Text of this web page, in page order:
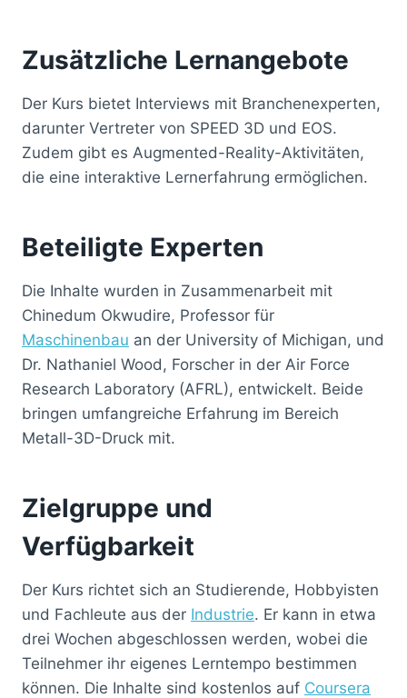
Zusätzliche Lernangebote
Der Kurs bietet Interviews mit Branchenexperten,
darunter Vertreter von SPEED 3D und EOS.
Zudem gibt es Augmented-Reality-Aktivitäten,
die eine interaktive Lernerfahrung ermöglichen.
Beteiligte Experten
Die Inhalte wurden in Zusammenarbeit mit
Chinedum Okwudire, Professor für
Maschinenbau an der University of Michigan, und
Dr. Nathaniel Wood, Forscher in der Air Force
Research Laboratory (AFRL), entwickelt. Beide
bringen umfangreiche Erfahrung im Bereich
Metall-3D-Druck mit.
Zielgruppe und
Verfügbarkeit
Der Kurs richtet sich an Studierende, Hobbyisten
und Fachleute aus der Industrie. Er kann in etwa
drei Wochen abgeschlossen werden, wobei die
Teilnehmer ihr eigenes Lerntempo bestimmen
können. Die Inhalte sind kostenlos auf Coursera